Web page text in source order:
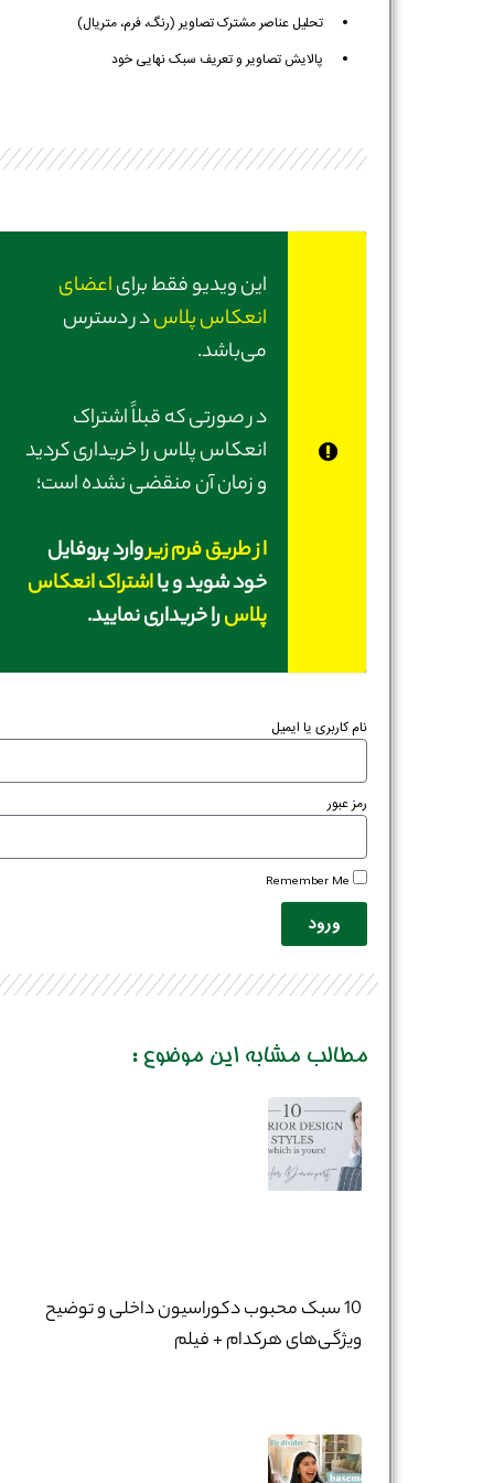
تحلیل عناصر مشترک تصاویر (رنگ، فرم، متریال)
پالایش تصاویر و تعریف سبک نهایی خود
این ویدیو فقط برایاعضای
انعکاس پلاسدر دسترس
می‌باشد.
در صورتی‌ که قبلاً اشتراک
انعکاس پلاس را خریداری کردید
و زمان آن منقضی نشده است؛
از طریق فرم زیروارد پروفایل
خود شوید و یااشتراک انعکاس
پلاسرا خریداری نمایید.
نام کاربری یا ایمیل
رمز عبور
Remember Me
ورود
مطالب مشابه این موضوع :
10 سبک محبوب دکوراسیون داخلی و توضیح
ویژگی‌های هرکدام + فیلم